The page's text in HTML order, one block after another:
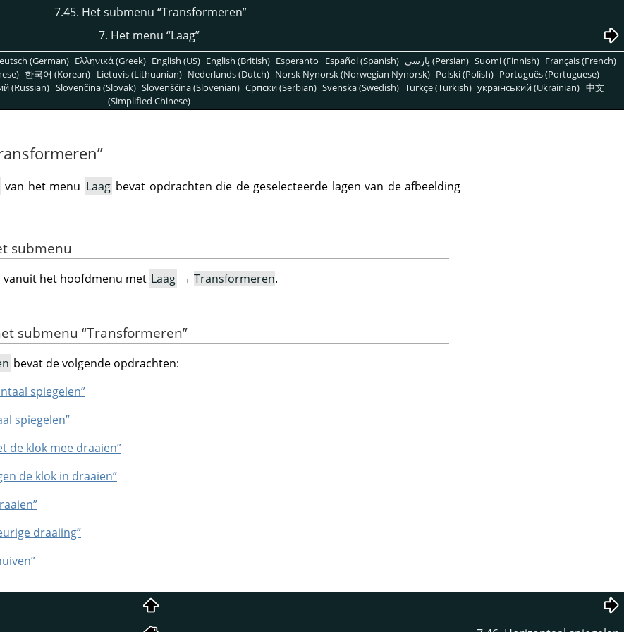
7.45. Het submenu “Transformeren”
7. Het menu “Laag”
(German) Ελληνικά (Greek) English (US) English (British) Esperanto Español (Spanish) پارسی (Persian) Suomi (Finnish) Français (French)
한국어 (Korean) Lietuvis (Lithuanian) Nederlands (Dutch) Norsk Nynorsk (Norwegian Nynorsk) Polski (Polish) Português (Portuguese)
(Russian) Slovenčina (Slovak) Slovenščina (Slovenian) Српски (Serbian) Svenska (Swedish) Türkçe (Turkish) український (Ukrainian) 中文
(Simplified Chinese)
”
van het menu Laag bevat opdrachten die de geselecteerde lagen van de afbeelding
submenu
het hoofdmenu met Laag → Transformeren.
submenu “Transformeren”
bevat de volgende opdrachten:
spiegelen”
spiegelen”
de klok mee draaien”
de klok in draaien”
draaiing”